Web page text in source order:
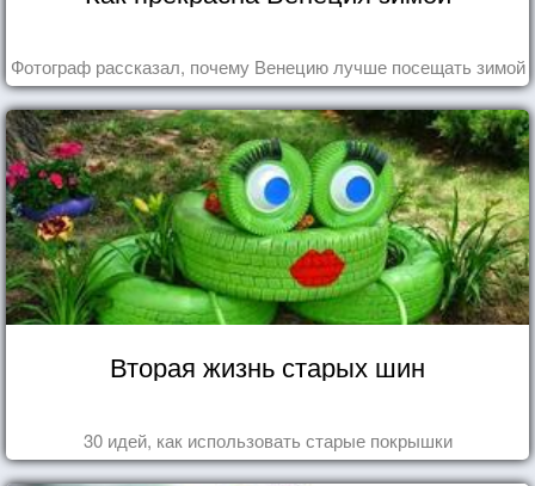
Фотограф рассказал, почему Венецию лучше посещать зимой
Вторая жизнь старых шин
30 идей, как использовать старые покрышки